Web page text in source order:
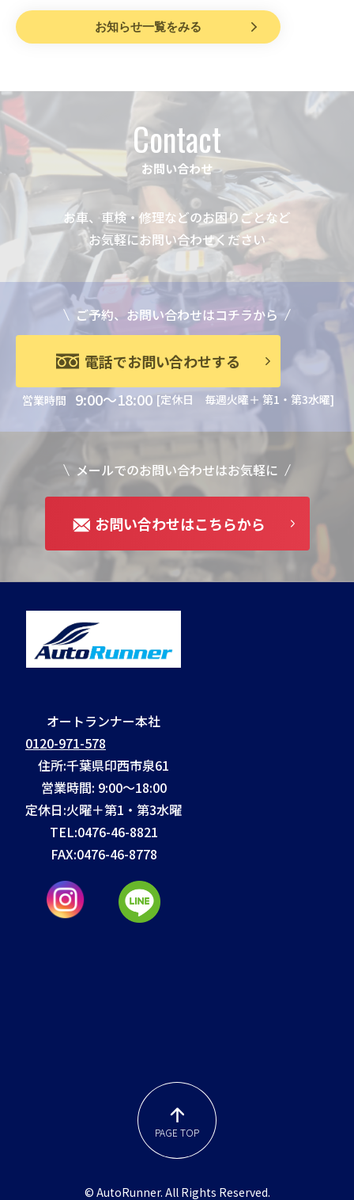
お知らせ一覧をみる
Contact
お問い合わせ
お車、車検・修理などのお困りごとなど
お気軽にお問い合わせください
ご予約、お問い合わせはコチラから
電話でお問い合わせする
営業時間 9:00～18:00 [定休日 毎週火曜＋ 第1・第3水曜]
メールでのお問い合わせはお気軽に
お問い合わせはこちらから
オートランナー本社
0120-971-578
住所:千葉県印西市泉61
営業時間: 9:00～18:00
定休日:火曜＋第1・第3水曜
TEL:0476-46-8821
FAX:0476-46-8778
PAGE TOP
© AutoRunner. All Rights Reserved.